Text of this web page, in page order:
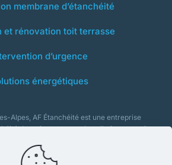
membrane d’étanchéité
et rénovation toit terrasse
d’urgence
énergétiques
Alpes, AF Étanchéité est une entreprise
des toits terrasses. Installation, entretien,
de vie de votre toiture.